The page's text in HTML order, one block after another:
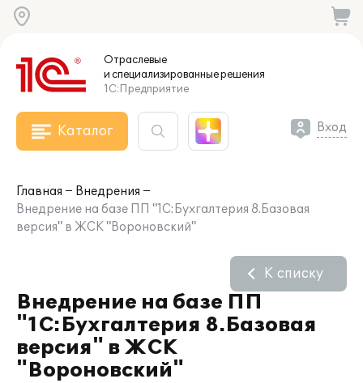
Отраслевые
и специализированныерешения
1С:Предприятие
Каталог Вход
Главная
Внедрения
Внедрение на базе ПП "1С:Бухгалтерия 8.Базовая
версия" в ЖСК "Вороновский"
Внедрение на базе ПП
"1С:Бухгалтерия 8.Базовая
версия" в ЖСК
"Вороновский"
К списку